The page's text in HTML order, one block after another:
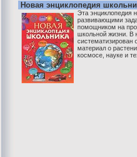
Новая энциклопедия
Эта энциклопедия
развивающими
помощником на
школьной жизни. В
материал о
космосе, науке и